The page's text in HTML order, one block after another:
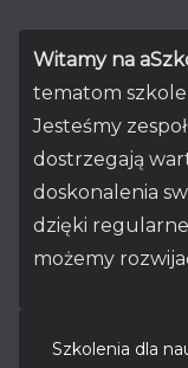
Witamy na
tematom
Jesteśmy
dostrzegają
doskonalenia
dzięki
możemy
Szkolenia dla